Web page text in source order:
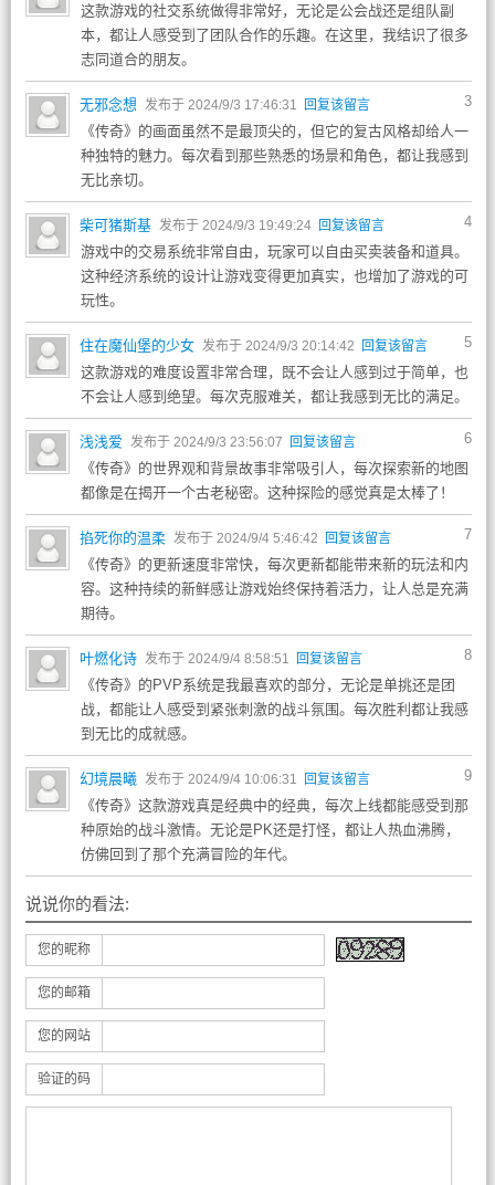
这款游戏的社交系统做得非常好，无论是公会战还是组队副
本，都让人感受到了团队合作的乐趣。在这里，我结识了很多
志同道合的朋友。
3
无邪念想 发布于 2024/9/3 17:46:31 回复该留言
《传奇》的画面虽然不是最顶尖的，但它的复古风格却给人一
种独特的魅力。每次看到那些熟悉的场景和角色，都让我感到
无比亲切。
4
柴可猪斯基 发布于 2024/9/3 19:49:24 回复该留言
游戏中的交易系统非常自由，玩家可以自由买卖装备和道具。
这种经济系统的设计让游戏变得更加真实，也增加了游戏的可
玩性。
5
住在魔仙堡的少女 发布于 2024/9/3 20:14:42 回复该留言
这款游戏的难度设置非常合理，既不会让人感到过于简单，也
不会让人感到绝望。每次克服难关，都让我感到无比的满足。
6
浅浅爱 发布于 2024/9/3 23:56:07 回复该留言
《传奇》的世界观和背景故事非常吸引人，每次探索新的地图
都像是在揭开一个古老秘密。这种探险的感觉真是太棒了！
7
掐死你的温柔 发布于 2024/9/4 5:46:42 回复该留言
《传奇》的更新速度非常快，每次更新都能带来新的玩法和内
容。这种持续的新鲜感让游戏始终保持着活力，让人总是充满
期待。
8
叶燃化诗 发布于 2024/9/4 8:58:51 回复该留言
《传奇》的PVP系统是我最喜欢的部分，无论是单挑还是团
战，都能让人感受到紧张刺激的战斗氛围。每次胜利都让我感
到无比的成就感。
9
幻境晨曦 发布于 2024/9/4 10:06:31 回复该留言
《传奇》这款游戏真是经典中的经典，每次上线都能感受到那
种原始的战斗激情。无论是PK还是打怪，都让人热血沸腾，
仿佛回到了那个充满冒险的年代。
说说你的看法:
您的昵称
您的邮箱
您的网站
验证的码